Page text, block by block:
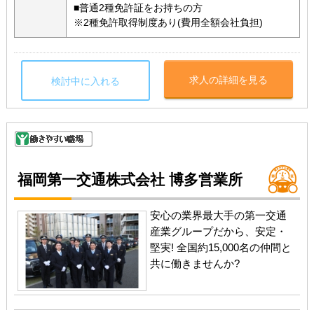
■普通2種免許証をお持ちの方
※2種免許取得制度あり(費用全額会社負担)
検討中に入れる 求人の詳細を見る
福岡第一交通株式会社 博多営業所
安心の業界最大手の第一交通
産業グループだから、安定・
堅実! 全国約15,000名の仲間と
共に働きませんか?